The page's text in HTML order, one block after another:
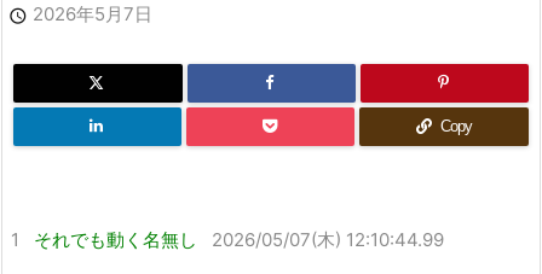
 2026年5月7日
Copy
1 それでも動く名無し 2026/05/07(木) 12:10:44.99